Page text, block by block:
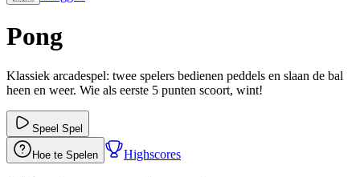
Pong
Klassiek arcadespel: twee spelers bedienen peddels en slaan de bal
heen en weer. Wie als eerste 5 punten scoort, wint!
Speel Spel
Hoe te Spelen Highscores